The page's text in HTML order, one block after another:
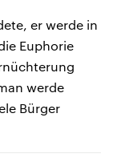
er werde in
Euphorie
werde
Bürger